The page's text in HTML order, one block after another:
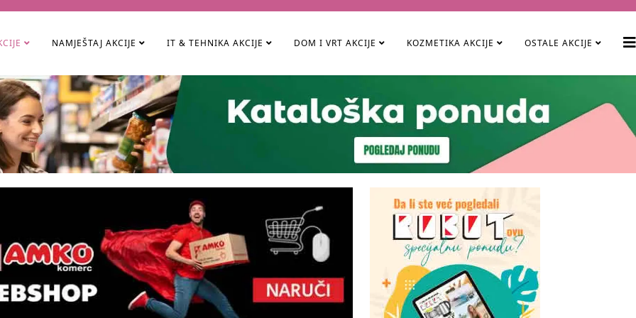
NAMJEŠTAJ AKCIJE IT & TEHNIKA AKCIJE DOM I VRT AKCIJE KOZMETIKA AKCIJE OSTALE AKCIJE